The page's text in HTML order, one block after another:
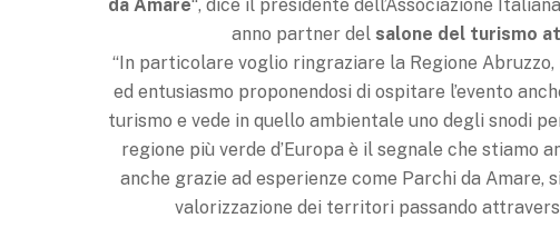
da Amare“, dice il presidente dell’Associazione
anno partner del salone del turismo
“In particolare voglio ringraziare la Regione
ed entusiasmo proponendosi di ospitare l’evento
turismo e vede in quello ambientale uno degli snodi
regione più verde d’Europa è il segnale che stiamo
anche grazie ad esperienze come Parchi da
valorizzazione dei territori passando